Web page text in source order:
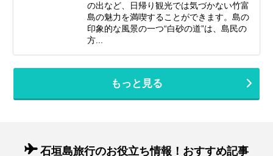
の出など、日帰り観光では気づかない竹富
島の魅力を満喫することができます。島の
印象的な風景の一つ“白砂の道”は、島民の
方...
もっと見る
石垣島旅行のお役立ち情報！おすすめ記事